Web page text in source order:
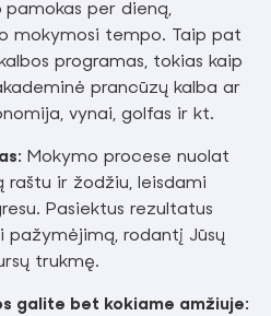
pamokas per dieną,
mokymosi tempo. Taip pat
programas, tokias kaip
prancūzų kalba ar
vynai, golfas ir kt.
Mokymo procese nuolat
raštu ir žodžiu, leisdami
Pasiektus rezultatus
rodantį Jūsų
trukmę.
galite bet kokiame amžiuje: